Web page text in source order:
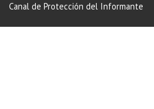
Canal de Protección del Informante